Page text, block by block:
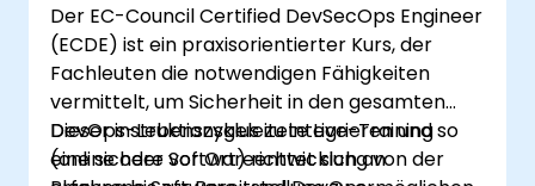
Der EC-Council Certified DevSecOps Engineer
(ECDE) ist ein praxisorientierter Kurs, der
Fachleuten die notwendigen Fähigkeiten
vermittelt, um Sicherheit in den gesamten
DevOps-Lebenszyklus zu integrieren und so
eine sichere Softwareentwicklung von der
Dieser instruktionsgeleitete Live-Training
(online oder vor Ort) richtet sich an